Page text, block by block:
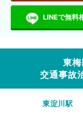
LINEで無料
東
交通事故
東淀川駅